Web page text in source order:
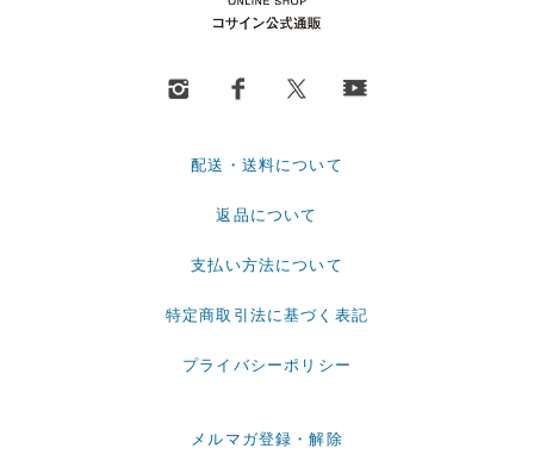
配送・送料について
返品について
支払い方法について
特定商取引法に基づく表記
プライバシーポリシー
メルマガ登録・解除